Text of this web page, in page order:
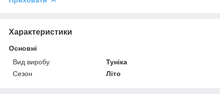
Характеристики
Основні
Вид виробу
Туніка
Сезон
Літо